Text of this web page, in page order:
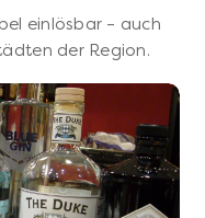
einlösbar – auch
der Region.